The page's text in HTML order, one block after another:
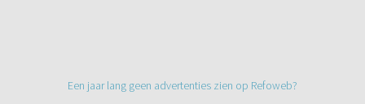
Een jaar lang geen advertenties zien op Refoweb?